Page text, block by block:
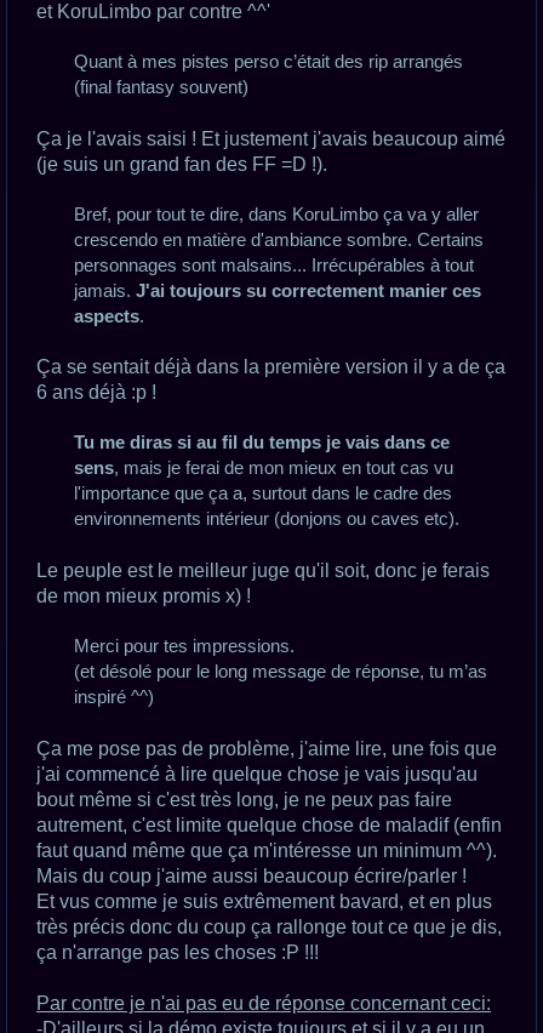
et KoruLimbo par contre ^^'
Quant à mes pistes perso c’était des rip arrangés
(final fantasy souvent)
Ça je l'avais saisi ! Et justement j'avais beaucoup aimé
(je suis un grand fan des FF =D !).
Bref, pour tout te dire, dans KoruLimbo ça va y aller
crescendo en matière d'ambiance sombre. Certains
personnages sont malsains... Irrécupérables à tout
jamais. J'ai toujours su correctement manier ces
aspects.
Ça se sentait déjà dans la première version il y a de ça
6 ans déjà :p !
Tu me diras si au fil du temps je vais dans ce
sens, mais je ferai de mon mieux en tout cas vu
l'importance que ça a, surtout dans le cadre des
environnements intérieur (donjons ou caves etc).
Le peuple est le meilleur juge qu'il soit, donc je ferais
de mon mieux promis x) !
Merci pour tes impressions.
(et désolé pour le long message de réponse, tu m’as
inspiré ^^)
Ça me pose pas de problème, j'aime lire, une fois que
j'ai commencé à lire quelque chose je vais jusqu'au
bout même si c'est très long, je ne peux pas faire
autrement, c'est limite quelque chose de maladif (enfin
faut quand même que ça m'intéresse un minimum ^^).
Mais du coup j'aime aussi beaucoup écrire/parler !
Et vus comme je suis extrêmement bavard, et en plus
très précis donc du coup ça rallonge tout ce que je dis,
ça n'arrange pas les choses :P !!!
Par contre je n'ai pas eu de réponse concernant ceci:
-D'ailleurs si la démo existe toujours et si il y a eu un